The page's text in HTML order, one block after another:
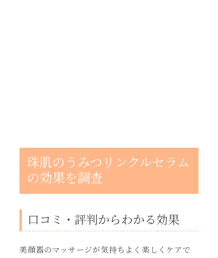
珠肌のうみつリンクルセラム
の効果を調査
口コミ・評判からわかる効果
美顔器のマッサージが気持ちよく楽しくケアで